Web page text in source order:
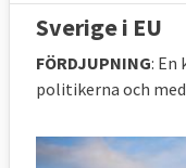
Sverige i EU
FÖRDJUPNING: En
politikerna och